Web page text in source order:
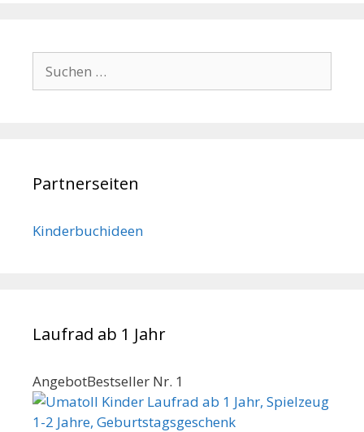
nach:
Partnerseiten
Kinderbuchideen
Laufrad ab 1 Jahr
AngebotBestseller Nr. 1